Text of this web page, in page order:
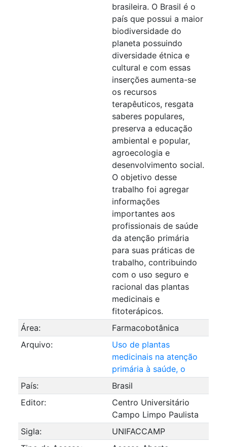
brasileira. O Brasil é o
país que possui a maior
biodiversidade do
planeta possuindo
diversidade étnica e
cultural e com essas
inserções aumenta-se
os recursos
terapêuticos, resgata
saberes populares,
preserva a educação
ambiental e popular,
agroecologia e
desenvolvimento social.
O objetivo desse
trabalho foi agregar
informações
importantes aos
profissionais de saúde
da atenção primária
para suas práticas de
trabalho, contribuindo
com o uso seguro e
racional das plantas
medicinais e
fitoterápicos.
Área:
Farmacobotânica
Arquivo:
Uso de plantas
medicinais na atenção
primária à saúde, o
País:
Brasil
Editor:
Centro Universitário
Campo Limpo Paulista
Sigla:
UNIFACCAMP